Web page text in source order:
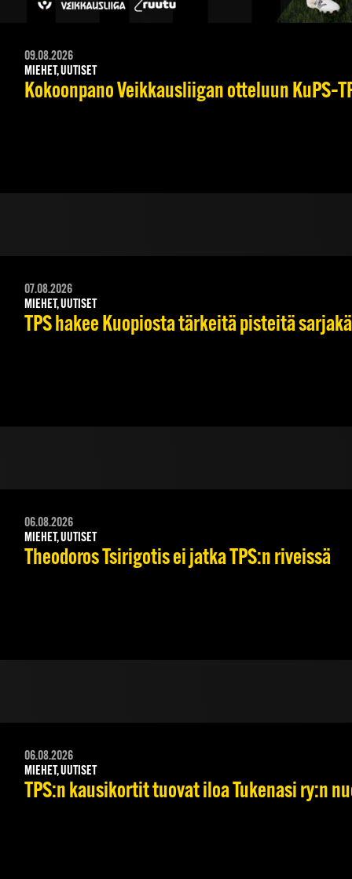
09.08.2026
MIEHET, UUTISET
Kokoonpano Veikkausliigan otteluun
07.08.2026
MIEHET, UUTISET
TPS hakee Kuopiosta tärkeitä pisteitä
06.08.2026
MIEHET, UUTISET
Theodoros Tsirigotis ei jatka TPS:n riveissä
06.08.2026
MIEHET, UUTISET
TPS:n kausikortit tuovat iloa Tukenasi ry:n